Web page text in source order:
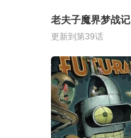
老夫子魔界梦战记
更新到第39话